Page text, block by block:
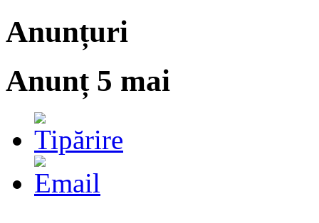
Anunțuri
Anunț 5 mai